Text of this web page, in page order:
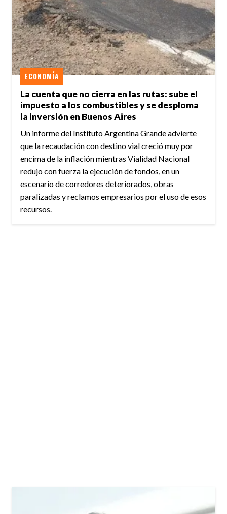
La cuenta que no cierra en las rutas: sube el
impuesto a los combustibles y se desploma
la inversión en Buenos Aires
ECONOMÍA
Un informe del Instituto Argentina Grande advierte
que la recaudación con destino vial creció muy por
encima de la inflación mientras Vialidad Nacional
redujo con fuerza la ejecución de fondos, en un
escenario de corredores deteriorados, obras
paralizadas y reclamos empresarios por el uso de esos
recursos.